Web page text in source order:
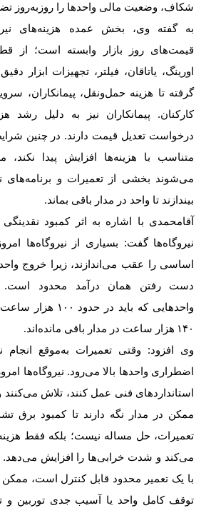
شکاف، وضعیت مالی واحدها را روزبه‌روز
به گفته وی، بخش عمده هزینه‌های
قیمت‌های روز بازار وابسته است؛ از
اورینگ، یاتاقان، فیلتر، تجهیزات ابزار
گرفته تا هزینه حمل‌ونقل، پیمانکاران،
کارکنان. پیمانکاران نیز به دلیل رشد
درخواست تعدیل قیمت دارند. در چنین
متناسب با هزینه‌ها افزایش پیدا نکند،
می‌شوند بخشی از تعمیرات و برنامه‌های
بیندازند تا واحد در مدار باقی بماند.
آقامحمدی با اشاره به اثر کمبود
نیروگاه‌ها گفت: بسیاری از نیروگاه‌ها
اساسی را عقب می‌اندازند، زیرا خروج واحد
دست رفتن همان درآمد محدود است.
واحدهایی که باید در حدود ۱۰۰ هزار ساعت
۱۴۰ هزار ساعت در مدار باقی مانده‌اند.
وی افزود: وقتی تعمیرات به‌موقع انجام
اضطراری واحدها بالا می‌رود. نیروگاه‌ها
استانداردهای فنی عمل کنند، تلاش
ممکن در مدار نگه دارند تا کمبود برق
تعمیرات، حل مساله نیست؛ بلکه فقط
می‌کند و شدت خرابی‌ها را افزایش می‌دهد.
با یک تعمیر محدود قابل کنترل است،
توقف کامل واحد یا آسیب جدی توربین و